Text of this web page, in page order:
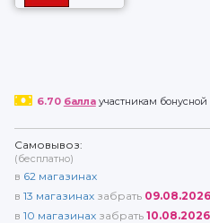
6.70 баллаучастникам
Самовывоз:
(бесплатно)
в 62 магазинах
в 13 магазинах забрать 09.08.2026
в 10 магазинах забрать 10.08.2026